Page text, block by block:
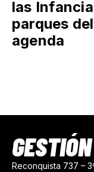
las
parques
agenda
Reconquista 737 –
GESTIÓN